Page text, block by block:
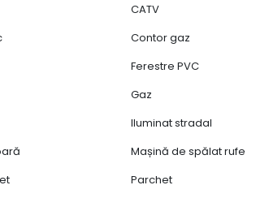
CATV
Contor gaz
Ferestre PVC
Gaz
Iluminat stradal
Mașină de spălat rufe
Parchet